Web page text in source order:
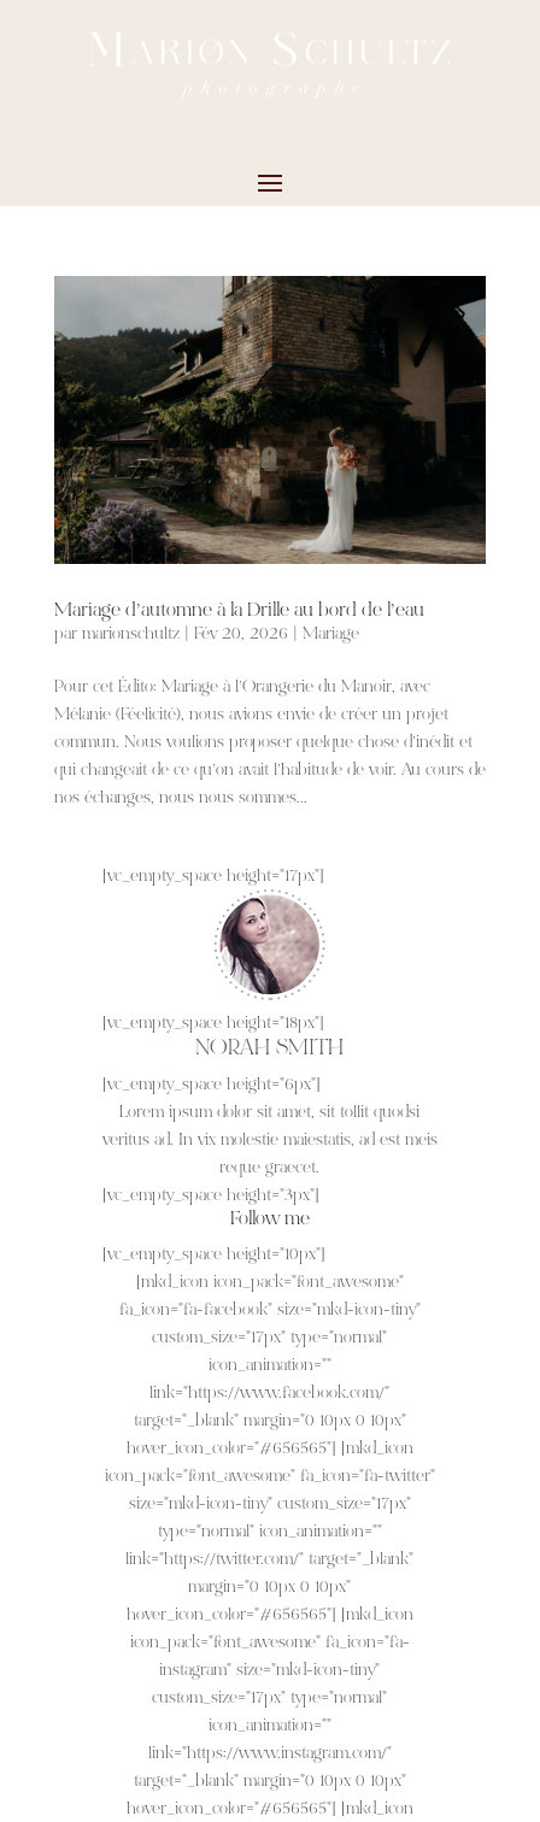
Mariage d’automne à la Drille au bord de l’eau
par marionschultz| Fév 20, 2026 Mariage
Pour cet Édito: Mariage à l’Orangerie du Manoir, avec
Mélanie (Féelicité), nous avions envie de créer un projet
commun. Nous voulions proposer quelque chose d’inédit et
qui changeait de ce qu’on avait l’habitude de voir. Au cours de
nos échanges, nous nous sommes...
[vc_empty_space height="17px"]
[vc_empty_space height="18px"]
NORAH SMITH
[vc_empty_space height="6px"]
Lorem ipsum dolor sit amet, sit tollit quodsi
veritus ad. In vix molestie maiestatis, ad est meis
reque graecet.
[vc_empty_space height="3px"]
Follow me
[vc_empty_space height="10px"]
[mkd_icon icon_pack="font_awesome"
fa_icon="fa-facebook" size="mkd-icon-tiny"
custom_size="17px" type="normal"
icon_animation=""
link="https://www.facebook.com/"
target="_blank" margin="0 10px 0 10px"
hover_icon_color="#656565"] [mkd_icon
icon_pack="font_awesome" fa_icon="fa-twitter"
size="mkd-icon-tiny" custom_size="17px"
type="normal" icon_animation=""
link="https://twitter.com/" target="_blank"
margin="0 10px 0 10px"
hover_icon_color="#656565"] [mkd_icon
icon_pack="font_awesome" fa_icon="fa-
instagram" size="mkd-icon-tiny"
custom_size="17px" type="normal"
icon_animation=""
link="https://www.instagram.com/"
target="_blank" margin="0 10px 0 10px"
hover_icon_color="#656565"] [mkd_icon